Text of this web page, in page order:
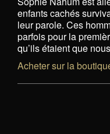
enfants cachés
leur parole. Ces
parfois pour la
qu’ils étaient que
Acheter sur la